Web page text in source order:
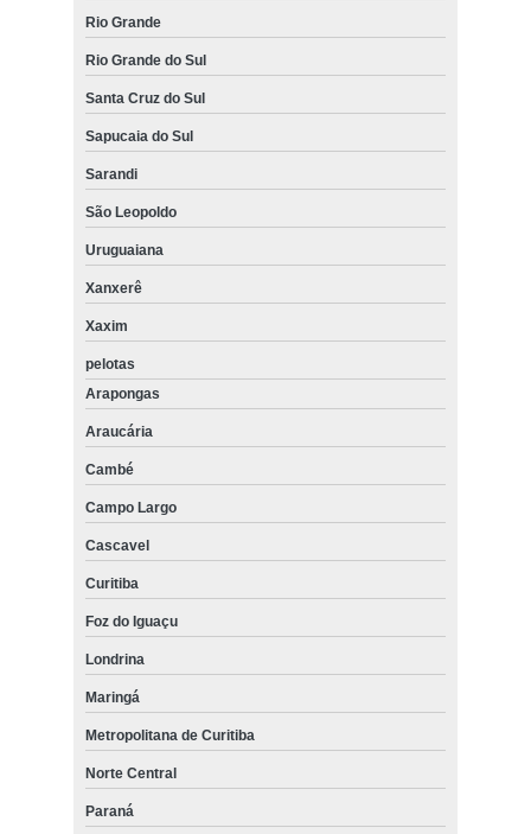
Rio Grande
Rio Grande do Sul
Santa Cruz do Sul
Sapucaia do Sul
Sarandi
São Leopoldo
Uruguaiana
Xanxerê
Xaxim
pelotas
Arapongas
Araucária
Cambé
Campo Largo
Cascavel
Curitiba
Foz do Iguaçu
Londrina
Maringá
Metropolitana de Curitiba
Norte Central
Paraná